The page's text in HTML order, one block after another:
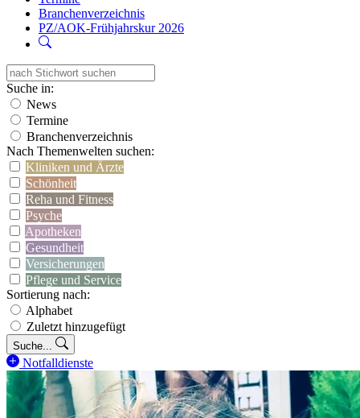
Branchenverzeichnis
PZ/AOK-Frühjahrskur 2026
Suche in:
News
Termine
Branchenverzeichnis
Nach Themenwelten suchen:
Kliniken und Ärzte
Schönheit
Reha und Fitness
Psyche
Apotheken
Gesundheit
Versicherungen
Pflege und Service
Sortierung nach:
Alphabet
Zuletzt hinzugefügt
Suche...
Notfalldienste